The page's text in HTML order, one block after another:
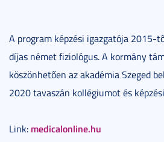
A program képzési igazgatója 2015-
díjas német fiziológus. A kormány
köszönhetően az akadémia Szeged
2020 tavaszán kollégiumot és
Link: medicalonline.hu